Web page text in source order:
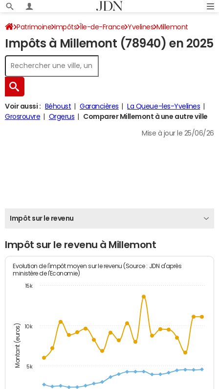
Patrimoine Impôts Île-de-France Yvelines Millemont
Impôt sur le revenu
Impôts à Millemont (78940) en 2025
Voir aussi : Béhoust Garancières
La Queue-les-Yvelines
Grosrouvre
Orgerus Comparer Millemont à une autre ville
Mise à jour le 25/06/26
Impôt sur le revenu
Impôt sur le revenu à Millemont
Montant (euros)
Evolution de l'impôt moyen sur le revenu (Source : JDN d'après
ministère de l'Economie)
5k
10k
15k